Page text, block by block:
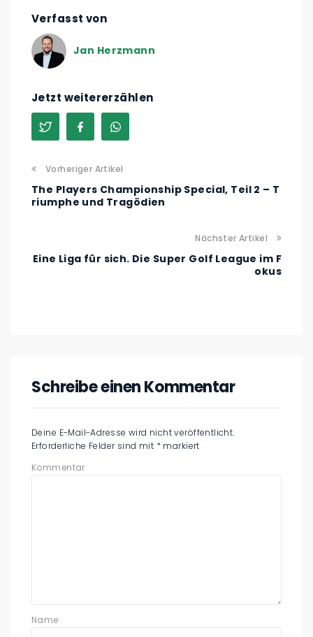
Verfasst von
Jan Herzmann
Jetzt weitererzählen
Vorheriger Artikel
The Players Championship Special, Teil 2 – T
riumphe und Tragödien
Nächster Artikel
Eine Liga für sich. Die Super Golf League im F
okus
Schreibe einen Kommentar
Deine E-Mail-Adresse wird nicht veröffentlicht.
Erforderliche Felder sind mit * markiert
Kommentar
Name